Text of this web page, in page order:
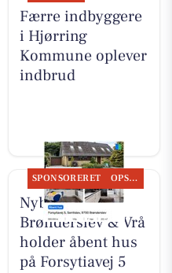
Færre indbyggere
i Hjørring
Kommune oplever
indbrud
SPONSORERET OPSLAGSTAVLEN
Nybolig
Brønderslev & Vrå
holder åbent hus
på Forsytiavej 5